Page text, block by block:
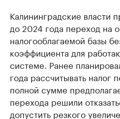
Калининградские власти
до 2024 года переход на
налогооблагаемой базы
коэффициента для
системе. Ранее
года рассчитывать налог
полной сумме
перехода решили
допустить резкого